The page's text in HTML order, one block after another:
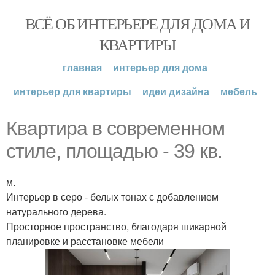
ВСЁ ОБ ИНТЕРЬЕРЕ ДЛЯ ДОМА И
КВАРТИРЫ
главная
интерьер для дома
интерьер для квартиры
идеи дизайна мебель
Квартира в современном
стиле, площадью - 39 кв.
м.
Интерьер в серо - белых тонах с добавлением
натурального дерева.
Просторное пространство, благодаря шикарной
планировке и расстановке мебели